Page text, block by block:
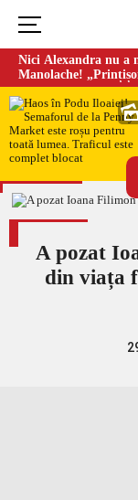
Nici Alexandra nu a
Manolache!
doi ani de căsnicie
A pozat
din viața